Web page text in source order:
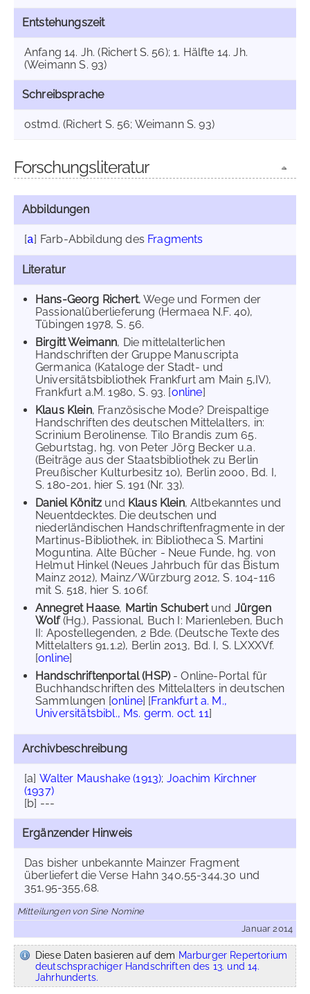
Entstehungszeit
Anfang 14. Jh. (Richert S. 56); 1. Hälfte 14. Jh.
(Weimann S. 93)
Schreibsprache
ostmd. (Richert S. 56; Weimann S. 93)
Forschungsliteratur
Abbildungen
[a] Farb-Abbildung des Fragments
Literatur
Hans-Georg Richert, Wege und Formen der
Passionalüberlieferung (Hermaea N.F. 40),
Tübingen 1978, S. 56.
Birgitt Weimann, Die mittelalterlichen
Handschriften der Gruppe Manuscripta
Germanica (Kataloge der Stadt- und
Universitätsbibliothek Frankfurt am Main 5,IV),
Frankfurt a.M. 1980, S. 93. [online]
Klaus Klein, Französische Mode? Dreispaltige
Handschriften des deutschen Mittelalters, in:
Scrinium Berolinense. Tilo Brandis zum 65.
Geburtstag, hg. von Peter Jörg Becker u.a.
(Beiträge aus der Staatsbibliothek zu Berlin
Preußischer Kulturbesitz 10), Berlin 2000, Bd. I,
S. 180-201, hier S. 191 (Nr. 33).
Daniel Könitz und Klaus Klein, Altbekanntes und
Neuentdecktes. Die deutschen und
niederländischen Handschriftenfragmente in der
Martinus-Bibliothek, in: Bibliotheca S. Martini
Moguntina. Alte Bücher - Neue Funde, hg. von
Helmut Hinkel (Neues Jahrbuch für das Bistum
Mainz 2012), Mainz/Würzburg 2012, S. 104-116
mit S. 518, hier S. 106f.
Annegret Haase, Martin Schubertund Jürgen
Wolf(Hg.), Passional, Buch I: Marienleben, Buch
II: Apostellegenden, 2 Bde. (Deutsche Texte des
Mittelalters 91,1.2), Berlin 2013, Bd. I, S. LXXXVf.
[online]
Handschriftenportal (HSP)- Online-Portal für
Buchhandschriften des Mittelalters in deutschen
Sammlungen [online] [Frankfurt a. M.,
Universitätsbibl., Ms. germ. oct. 11]
Archivbeschreibung
[a] Walter Maushake (1913); Joachim Kirchner
(1937)
[b] ---
Ergänzender Hinweis
Das bisher unbekannte Mainzer Fragment
überliefert die Verse Hahn 340,55-344,30 und
351,95-355,68.
Mitteilungen von Sine Nomine
Januar 2014
Diese Daten basieren auf dem Marburger Repertorium
deutschsprachiger Handschriften des 13. und 14.
Jahrhunderts.